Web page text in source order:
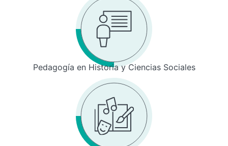
Pedagogía en Historia y Ciencias Sociales